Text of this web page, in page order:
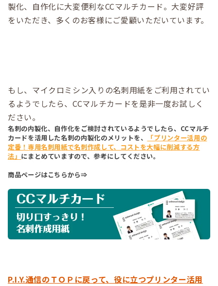
製化、自作化に大変便利なCCマルチカード。大変好評
をいただき、多くのお客様にご愛顧いただいています。
もし、マイクロミシン入りの名刺用紙をご利用されてい
るようでしたら、CCマルチカードを是非一度お試しく
ださい。
名刺の内製化、自作化をご検討されているようでしたら、CCマルチ
カードを活用した名刺の内製化のメリットを、
「プリンター活用の
定番！専用名刺用紙で名刺作成して、コストを大幅に削減する方
法」 にまとめていますので、参考にしてください。
商品ページはこちらから⇒
P.I.Y.通信のＴＯＰに戻って、役に立つプリンター活用